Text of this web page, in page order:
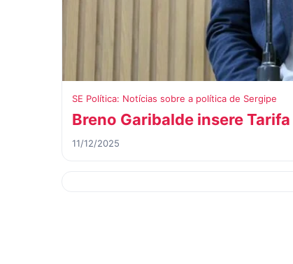
SE Política: Notícias sobre a política de Sergipe
Breno Garibalde insere
11/12/2025